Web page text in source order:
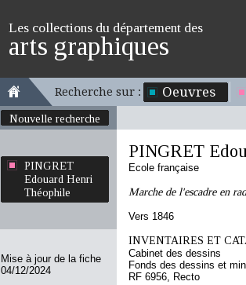
Les collections du département des
arts graphiques
Recherche sur : Oeuvres
Nouvelle recherche
PINGRET
Edouard Henri
Théophile
Mise à jour de la fiche
04/12/2024
PINGRET
Ecole française
Marche de l'escadre en
Vers 1846
INVENTAIRES ET
Cabinet des dessins
Fonds des dessins et
RF 6956, Recto